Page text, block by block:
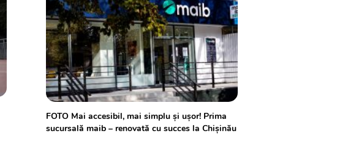
FOTO Mai accesibil, mai simplu și ușor! Prima
sucursală maib – renovată cu succes la Chișinău